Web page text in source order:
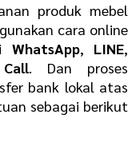
produk mebel
cara online
WhatsApp, LINE,
. Dan proses
bank lokal atas
sebagai berikut